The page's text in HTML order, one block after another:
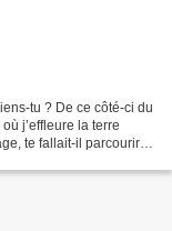
tu ? De ce côté-ci du
j’effleure la terre
te fallait-il parcourir